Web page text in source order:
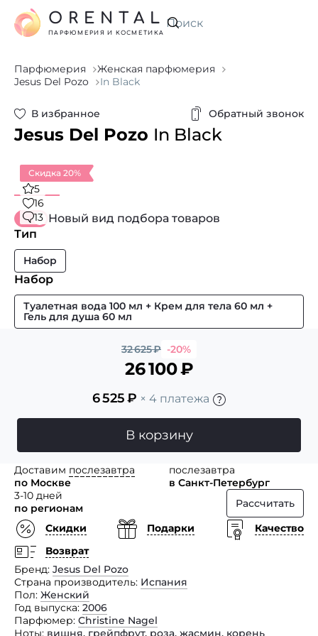
Искать
ORENTAL
ПАРФЮМЕРИЯ И КОСМЕТИКА
Парфюмерия
Женская парфюмерия
Jesus Del Pozo
In Black
В избранное Обратный звонок
Jesus Del Pozo In Black
Скидка 20%
5
16
13 Новый вид подбора товаров
Тип
Набор
Набор
Туалетная вода 100 мл + Крем для тела 60 мл +
Гель для душа 60 мл
32 625₽ -20%
26 100₽
6 525₽ × 4 платежа
В корзину
Доставим послезавтра
по Москве
послезавтра
в Санкт-Петербург
3-10 дней
по регионам
Рассчитать
Скидки
Подарки
Качество
Возврат
Бренд Jesus Del Pozo
Страна производитель Испания
Пол Женский
Год выпуска 2006
Парфюмер Christine Nagel
Ноты вишня, грейпфрут, роза, жасмин, корень